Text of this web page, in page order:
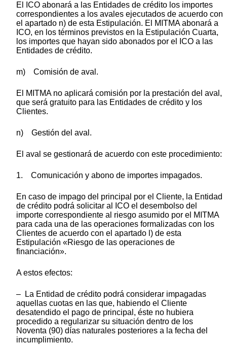
El ICO abonará a las Entidades de crédito los importes
correspondientes a los avales ejecutados de acuerdo con
el apartado n) de esta Estipulación. El MITMA abonará a
ICO, en los términos previstos en la Estipulación Cuarta,
los importes que hayan sido abonados por el ICO a las
Entidades de crédito.
m) Comisión de aval.
El MITMA no aplicará comisión por la prestación del aval,
que será gratuito para las Entidades de crédito y los
Clientes.
n) Gestión del aval.
El aval se gestionará de acuerdo con este procedimiento:
1. Comunicación y abono de importes impagados.
En caso de impago del principal por el Cliente, la Entidad
de crédito podrá solicitar al ICO el desembolso del
importe correspondiente al riesgo asumido por el MITMA
para cada una de las operaciones formalizadas con los
Clientes de acuerdo con el apartado l) de esta
Estipulación «Riesgo de las operaciones de
financiación».
A estos efectos:
– La Entidad de crédito podrá considerar impagadas
aquellas cuotas en las que, habiendo el Cliente
desatendido el pago de principal, éste no hubiera
procedido a regularizar su situación dentro de los
Noventa (90) días naturales posteriores a la fecha del
incumplimiento.